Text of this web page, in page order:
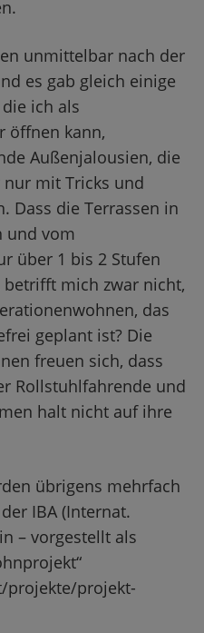
unmittelbar nach der
es gab gleich einige
ich als
öffnen kann,
Außenjalousien, die
mit Tricks und
Dass die Terrassen in
und vom
über 1 bis 2 Stufen
mich zwar nicht,
das
geplant ist? Die
freuen sich, dass
Rollstuhlfahrende und
halt nicht auf ihre
übrigens mehrfach
IBA (Internat.
– vorgestellt als
projekte/projekt-